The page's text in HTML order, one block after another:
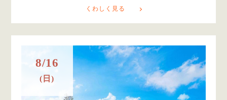
くわしく見る
8/16
(日)